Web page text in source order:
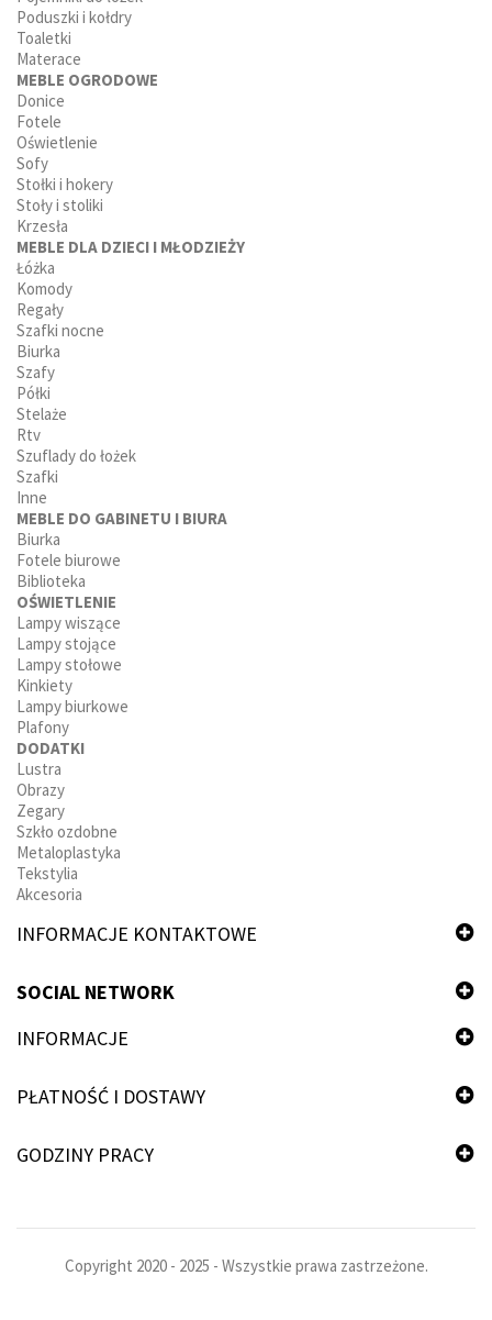
Poduszki i kołdry
Toaletki
Materace
MEBLE OGRODOWE
Donice
Fotele
Oświetlenie
Sofy
Stołki i hokery
Stoły i stoliki
Krzesła
MEBLE DLA DZIECI I MŁODZIEŻY
Łóżka
Komody
Regały
Szafki nocne
Biurka
Szafy
Półki
Stelaże
Rtv
Szuflady do łożek
Szafki
Inne
MEBLE DO GABINETU I BIURA
Biurka
Fotele biurowe
Biblioteka
OŚWIETLENIE
Lampy wiszące
Lampy stojące
Lampy stołowe
Kinkiety
Lampy biurkowe
Plafony
DODATKI
Lustra
Obrazy
Zegary
Szkło ozdobne
Metaloplastyka
Tekstylia
Akcesoria
INFORMACJE KONTAKTOWE
SOCIAL NETWORK
INFORMACJE
PŁATNOŚĆ I DOSTAWY
GODZINY PRACY
Copyright 2020 - 2025 - Wszystkie prawa zastrzeżone.